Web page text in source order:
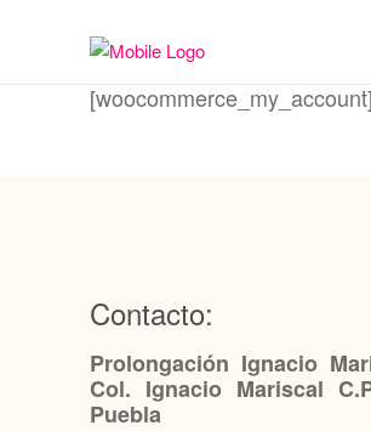
[woocommerce_my_account]
Contacto:
Prolongación Ignacio
Col. Ignacio Mariscal
Puebla